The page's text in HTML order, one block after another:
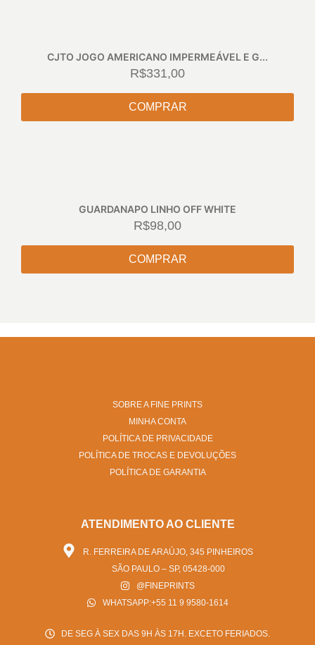
CJTO JOGO AMERICANO IMPERMEÁVEL E G...
R$331,00
COMPRAR
GUARDANAPO LINHO OFF WHITE
R$98,00
COMPRAR
SOBRE A FINE PRINTS
MINHA CONTA
POLÍTICA DE PRIVACIDADE
POLÍTICA DE TROCAS E DEVOLUÇÕES
POLÍTICA DE GARANTIA
ATENDIMENTO AO CLIENTE
R. FERREIRA DE ARAÚJO, 345 PINHEIROS
SÃO PAULO – SP, 05428-000
@FINEPRINTS
WHATSAPP:+55 11 9 9580-1614
DE SEG À SEX DAS 9H ÀS 17H. EXCETO FERIADOS.